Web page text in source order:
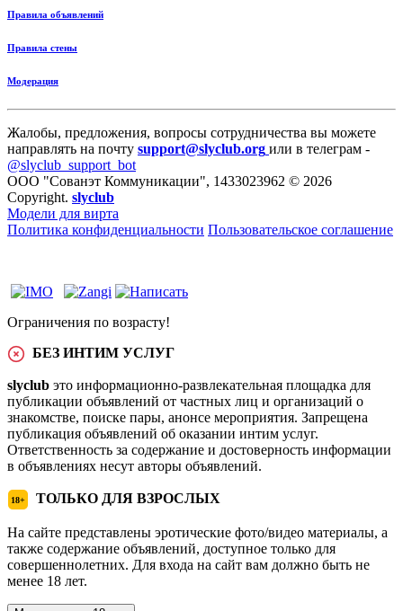
Правила объявлений
Правила стены
Модерация
Жалобы, предложения, вопросы сотрудничества вы можете
направлять на почту support@slyclub.org или в телеграм -
@slyclub_support_bot
ООО "Сованэт Коммуникации", 1433023962 © 2026
Copyright. slyclub
Модели для вирта
Политика конфиденциальности Пользовательское соглашение
Ограничения по возрасту!
БЕЗ ИНТИМ УСЛУГ
slyclub это информационно-развлекательная площадка для
публикации объявлений от частных лиц и организаций о
знакомстве, поиске пары, анонсе мероприятия. Запрещена
публикация объявлений об оказании интим услуг.
Ответственность за содержание и достоверность информации
в объявлениях несут авторы объявлений.
18+ ТОЛЬКО ДЛЯ ВЗРОСЛЫХ
На сайте представлены эротические фото/видео материалы, а
также содержание объявлений, доступное только для
совершеннолетних. Для входа на сайт вам должно быть не
менее 18 лет.